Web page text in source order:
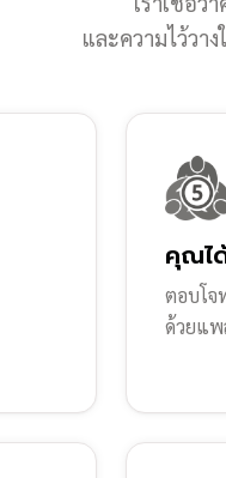
และความไว้วา
คุณไ
ตอบโจ
ด้วยแพ